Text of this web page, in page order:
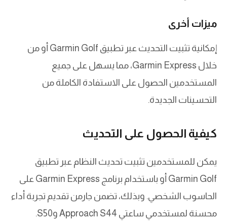
ميزات أخرى
إمكانية تثبيت التحديث عبر تطبيق Garmin Golf أو من
خلال Garmin Express، مما يسهل على جميع
المستخدمين الحصول على الاستفادة الكاملة من
التحسينات الجديدة.
كيفية الحصول على التحديث
يمكن للمستخدمين تثبيت تحديث النظام عبر تطبيق
Garmin Golf أو باستخدام برنامج Garmin Express على
الحاسوب الشخصي. وبذلك، تضمن جارمن تقديم تجربة أداء
محسنة لمستخدمي ساعتي Approach S44 وS50.